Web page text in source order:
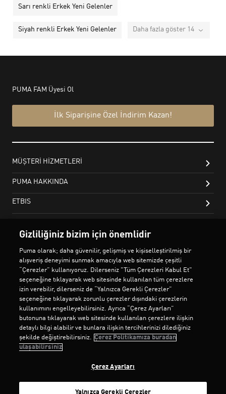
Sarı renkli Erkek Yeni Gelenler
Siyah renkli Erkek Yeni Gelenler Daha fazla göster 14
Gizliliğiniz bizim için önemlidir
Puma olarak; daha güvenilir, gelişmiş ve kişiselleştirilmiş bir
alışveriş deneyimi sunmak amacıyla web sitemizde çeşitli
“Çerezler” kullanıyoruz. Dilerseniz "Tüm Çerezleri Kabul Et"
seçeneğine tıklayarak web sitesinde kullanılan tüm çerezlere
izin verebilir, dilerseniz de “Yalnızca Gerekli Çerezler”
seçeneğine tıklayarak zorunlu çerezler dışındaki çerezlerin
kullanımını engelleyebilirsiniz. Ayrıca “Çerez Ayarları”
butonuna tıklayarak web sitesinde kullanılan çerezlere ilişkin
detaylı bilgi alabilir ve bunlara ilişkin tercihlerinizi dilediğiniz
şekilde değiştirebilirsiniz. Çerez Politikamıza buradan
ulaşabilirsiniz
Çerez Ayarları
Yalnızca Gerekli Çerezler